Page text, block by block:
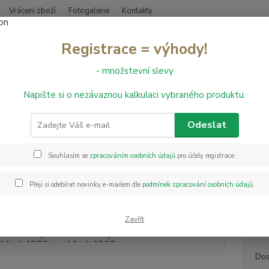
Vrácení zboží Fotogalerie Kontakty
Hledat
Vinylové podlahy Vinylová podlaha Economy Vinyl 4302
podlaha Economy Vinyl
Za
s
Registrace = výhody!
- množstevní slevy
Napište si o nezávaznou kalkulaci vybraného produktu.
Odeslat
Souhlasím se zpracováním osobních údajůpro účely registrace.
Přeji si odebírat novinky e-mailem dle podmínek zpracování osobních údajů.
Zavřít